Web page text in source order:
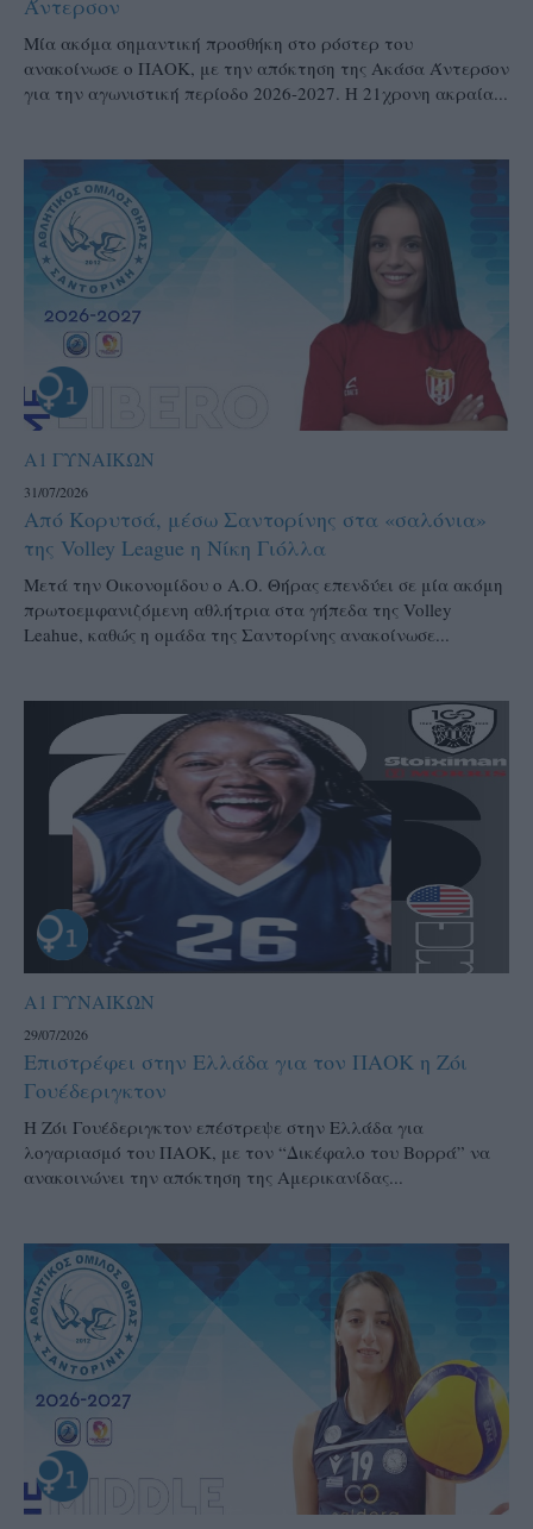
Μία ακόμα σημαντική προσθήκη στο ρόστερ του
ανακοίνωσε ο ΠΑΟΚ, με την απόκτηση της Ακάσα Άντερσον
για την αγωνιστική περίοδο 2026-2027. Η 21χρονη ακραία...
Α1 ΓΥΝΑΙΚΩΝ
31/07/2026
Από Κορυτσά, μέσω Σαντορίνης στα «σαλόνια»
της Volley League η Νίκη Γιόλλα
Μετά την Οικονομίδου ο Α.Ο. Θήρας επενδύει σε μία ακόμη
πρωτοεμφανιζόμενη αθλήτρια στα γήπεδα της Volley
Leahue, καθώς η ομάδα της Σαντορίνης ανακοίνωσε...
Α1 ΓΥΝΑΙΚΩΝ
29/07/2026
Επιστρέφει στην Ελλάδα για τον ΠΑΟΚ η Ζόι
Γουέδεριγκτον
Η Ζόι Γουέδεριγκτον επέστρεψε στην Ελλάδα για
λογαριασμό του ΠΑΟΚ, με τον “Δικέφαλο του Βορρά” να
ανακοινώνει την απόκτηση της Αμερικανίδας...